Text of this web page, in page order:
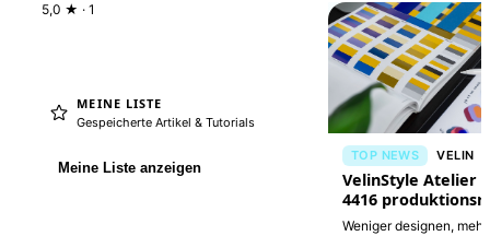
5,0 ★ · 1
MEINE LISTE
Gespeicherte Artikel & Tutorials
Meine Liste anzeigen
TOP NEWS VELIN
VelinStyle Atelier
4416
Interfaces
Weniger designen,